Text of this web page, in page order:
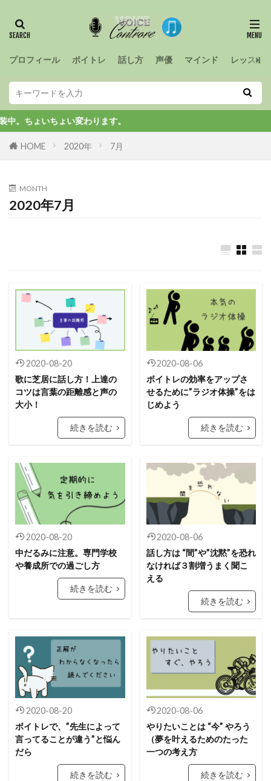
プロフィール ボイトレ 話し方 声優 マインド レッスン
ょいちょい変わります。
HOME 2020年 7月
MONTH
2020年7月
2020-08-20
歌に芝居に話し方！上達の
コツは言葉の距離感と声の
大小！
続きを読む
2020-08-06
ボイトレの効率をアップさ
せるために”ラジオ体操”をは
じめよう
続きを読む
2020-08-20
中だるみに注意。専門学校
や養成所での過ごし方
続きを読む
2020-08-06
話し方は “間”や”沈黙”を恐れ
なければ３割増うまく聞こ
える
続きを読む
2020-08-20
ボイトレで、”先生によって
言ってることが違う”と悩ん
だら
続きを読む
2020-08-06
やりたいことは “今” やろう
（夢を叶えるためのたった
一つの考え方
続きを読む